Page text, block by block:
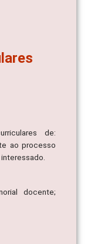
de:
ao processo
docente;